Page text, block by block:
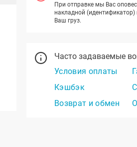
При отправке мы Вас
накладной
Ваш груз.
Часто задаваемые
Условия оплаты
Кэшбэк
Возврат и обмен